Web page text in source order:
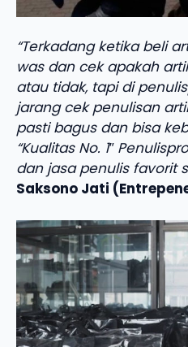
“Terkadang ketika beli
was dan cek apakah
atau tidak, tapi di
jarang cek penulisan
pasti bagus dan bisa
“Kualitas No. 1″
dan jasa penulis favorit
Saksono Jati